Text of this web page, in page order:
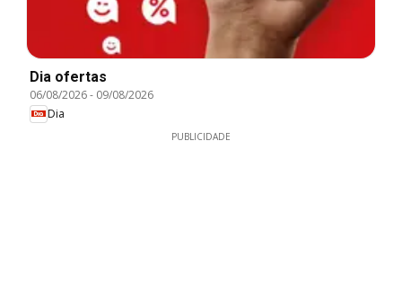
Dia ofertas
06/08/2026- 09/08/2026
Dia
PUBLICIDADE